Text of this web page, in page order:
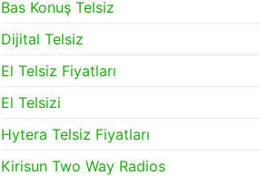
Bas Konuş Telsiz
Dijital Telsiz
El Telsiz Fiyatları
El Telsizi
Hytera Telsiz Fiyatları
Kirisun Two Way Radios